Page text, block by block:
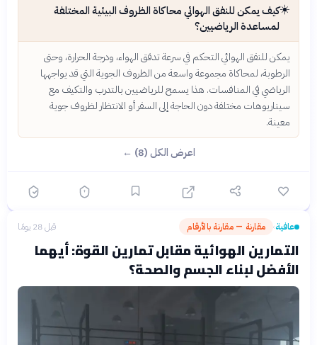
☀️كيف يمكن للنفق الهوائي محاكاة الظروف البيئية المختلفة
لمساعدة الرياضيين؟
يمكن للنفق الهوائي التحكم في سرعة تدفق الهواء، ودرجة الحرارة، وحتى
الرطوبة، لمحاكاة مجموعة واسعة من الظروف الجوية التي قد يواجهها
الرياضي في المنافسات. هذا يسمح للرياضيين بالتدرب والتكيف مع
سيناريوهات مختلفة دون الحاجة إلى السفر أو الانتظار لظروف جوية
معينة.
اعرض الكل (8) ←
عافية› مقارنة — مقارنة بالأرقام قبل 28 يومًا
التمارين الهوائية مقابل تمارين القوة: أيهما
الأفضل لبناء الجسم والصحة؟